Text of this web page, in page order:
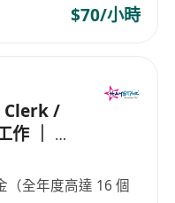
$70/小時
Clerk /
作 ｜ 準
（全年度高達 16 個